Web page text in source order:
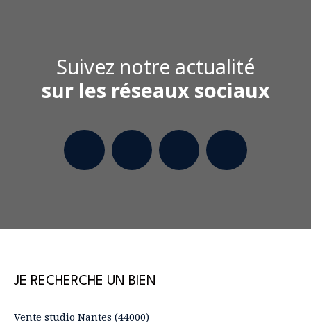
Suivez notre actualité
sur les réseaux sociaux
JE RECHERCHE UN BIEN
Vente studio Nantes (44000)